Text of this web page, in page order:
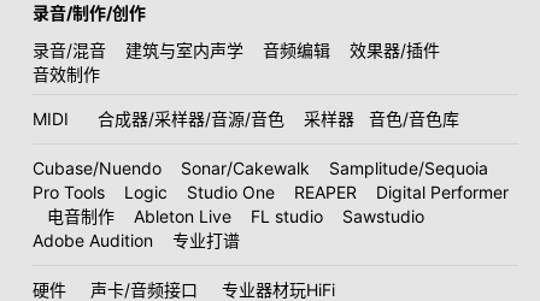
录音/制作/创作
录音/混音
建筑与室内声学 音频编辑
效果器/插件
音效制作
MIDI 合成器/采样器/音源/音色 采样器 音色/音色库
Cubase/Nuendo Sonar/Cakewalk
Samplitude/Sequoia
Pro Tools
Logic Studio One REAPER
Digital Performer
电音制作
Ableton Live FL studio
Sawstudio
Adobe Audition
专业打谱
硬件 声卡/音频接口
专业器材玩HiFi